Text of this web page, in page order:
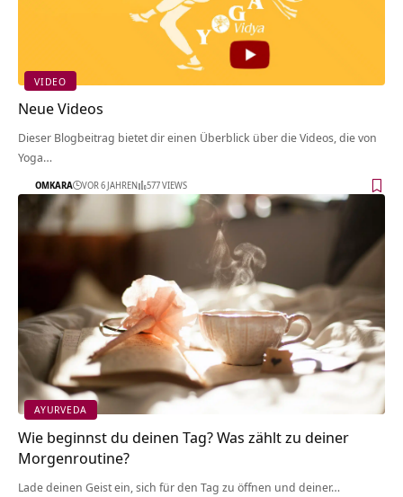
VIDEO
Neue Videos
Dieser Blogbeitrag bietet dir einen Überblick über die Videos, die von
Yoga…
OMKARA VOR 6 JAHREN 577 VIEWS
AYURVEDA
Wie beginnst du deinen Tag? Was zählt zu deiner
Morgenroutine?
Lade deinen Geist ein, sich für den Tag zu öffnen und deiner…